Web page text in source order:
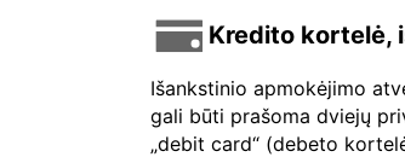
Kredito kortelė,
Išankstinio apmokėjimo
gali būti prašoma dviejų
„debit card“ (debeto